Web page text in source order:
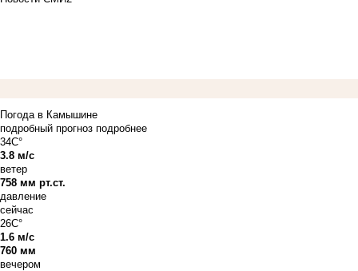
Погода в Камышине
подробный прогноз подробнее
34C°
3.8 м/с
ветер
758 мм рт.ст.
давление
сейчас
26C°
1.6 м/с
760 мм
вечером